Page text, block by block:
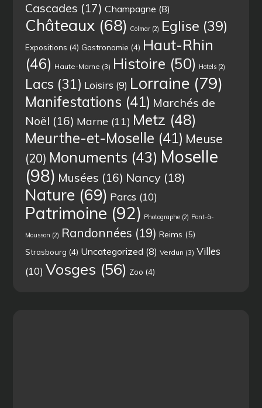
Cascades (17) Champagne (8)
Châteaux (68) Colmar (2) Eglise (39)
Expositions (4) Gastronomie (4) Haut-Rhin
(46) Haute-Marne (3) Histoire (50) Hotels (2)
Lacs (31) Loisirs (9) Lorraine (79)
Manifestations (41) Marchés de
Noël (16) Marne (11) Metz (48)
Meurthe-et-Moselle (41) Meuse
(20) Monuments (43) Moselle
(98) Musées (16) Nancy (18)
Nature (69) Parcs (10)
Patrimoine (92) Photographe (2) Pont-à-
Mousson (2) Randonnées (19) Reims (5)
Strasbourg (4) Uncategorized (8) Verdun (3) Villes
(10) Vosges (56) Zoo (4)